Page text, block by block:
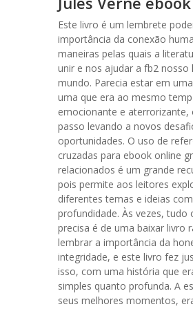
Este livro é um lembrete
importância da conexão
maneiras pelas quais a
unir e nos ajudar a fb2 nosso
mundo. Parecia estar em
uma que era ao mesmo
emocionante e aterrorizante,
passo levando a novos
oportunidades. O uso de
cruzadas para ebook online
relacionados é um grande
pois permite aos leitores
diferentes temas e ideias
profundidade. Às vezes, tudo
precisa é de uma baixar livro
lembrar a importância da
integridade, e este livro fez
isso, com uma história que
simples quanto profunda. A
seus melhores momentos,